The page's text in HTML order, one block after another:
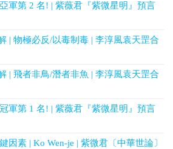
軍第 2 名! | 紫薇君『紫微星明』預言
| 物極必反/以毒制毒 | 李淳風袁天罡合
| 飛者非鳥/潛者非魚 | 李淳風袁天罡合
軍第 1 名! | 紫薇君『紫微星明』預言
因素 | Ko Wen-je | 紫微君〔中華世論〕